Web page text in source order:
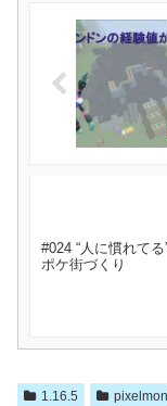
#024 “人に慣れて
ポケ街づくり
1.16.5